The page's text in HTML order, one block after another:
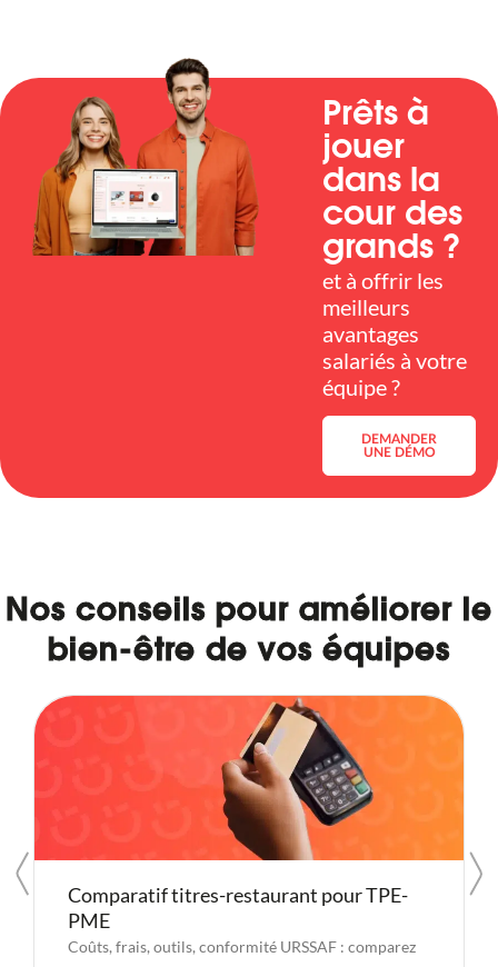
Prêts à
jouer
dans la
cour des
grands ?
et à offrir les
meilleurs
avantages
salariés à votre
équipe ?
DEMANDER
UNE DÉMO
Nos conseils pour améliorer le
bien-être de vos équipes
Comparatif titres-restaurant pour TPE-
PME
Coûts, frais, outils, conformité URSSAF : comparez